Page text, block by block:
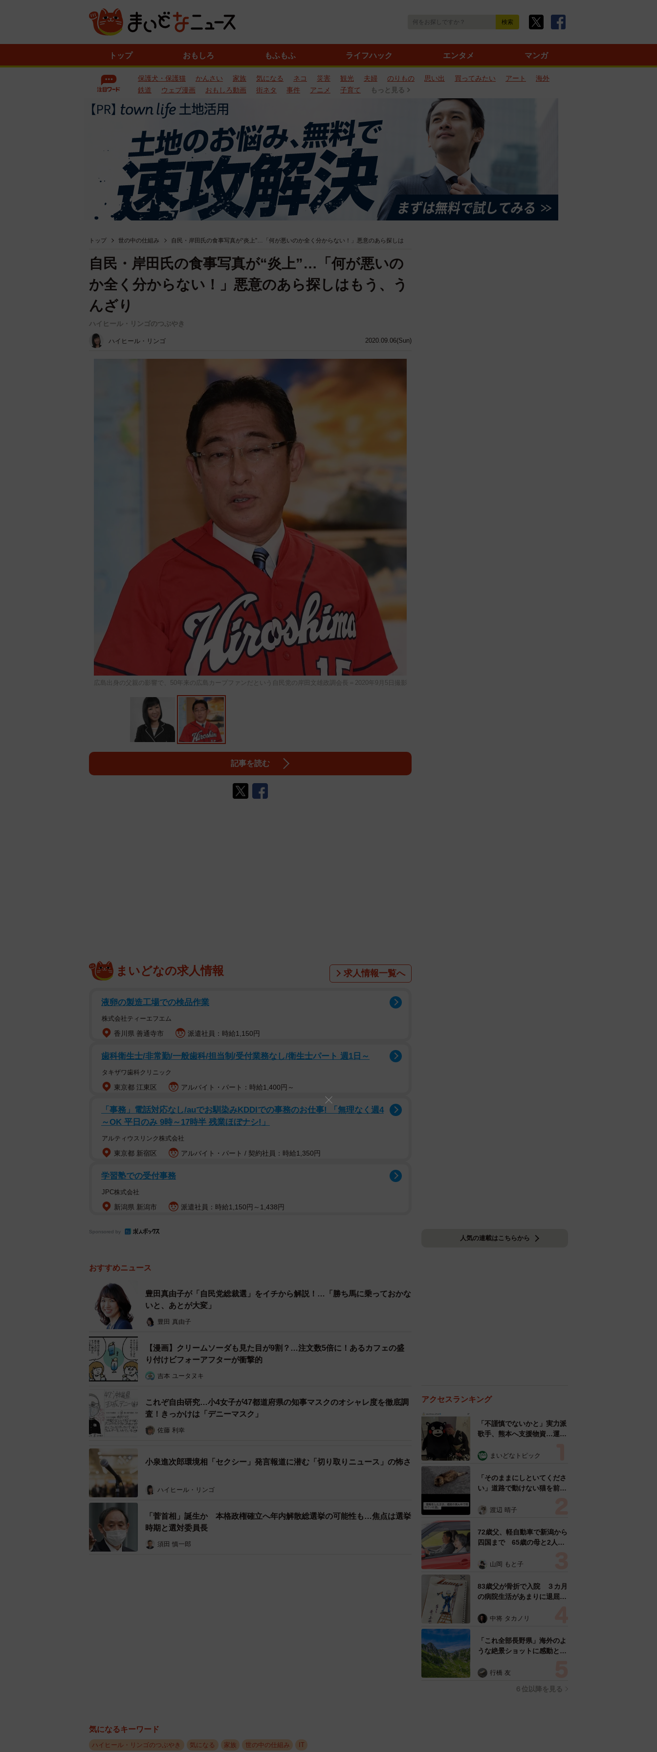
トップ おもしろ もふもふ ライフハック エンタメ マンガ
保護犬・保護猫 かんさい 家族 気になる ネコ 災害 観光 夫婦 のりもの 思い出 買ってみたい アート
海外
鉄道
ウェブ漫画 おもしろ動画 街ネタ 事件 アニメ 子育て もっと見る
トップ 世の中の仕組み 自民・岸田氏の食事写真が“炎上”…「何が悪いのか全く分からない！」悪意のあら探しは
2020.09.06(Sun)
自民・岸田氏の食事写真が“炎上”…「何が悪いの
か全く分からない！」悪意のあら探しはもう、う
んざり
ハイヒール・リンゴのつぶやき
ハイヒール・リンゴ
広島出身の父親の影響で、50年来の広島カープファンだという自民党の岸田文雄政調会長＝2020年9月5日撮影
記事を読む
まいどなの求人情報 求人情報一覧へ
液卵の製造工場での検品作業
株式会社ティーエフエム
香川県 善通寺市 派遣社員：時給1,150円
歯科衛生士/非常勤/一般歯科/担当制/受付業務なし/衛生士パート 週1日～
タキザワ歯科クリニック
東京都 江東区 アルバイト・パート：時給1,400円～
「事務」電話対応なし/auでお馴染みKDDIでの事務のお仕事! 「無理なく週4
～OK 平日のみ 9時～17時半 残業ほぼナシ!」
アルティウスリンク株式会社
東京都 新宿区 アルバイト・パート / 契約社員：時給1,350円
学習塾での受付事務
JPC株式会社
新潟県 新潟市 派遣社員：時給1,150円～1,438円
Sponsored by
おすすめニュース
豊田真由子が「自民党総裁選」をイチから解説！…「勝ち馬に乗っておかな
いと、あとが大変」
豊田 真由子
【漫画】クリームソーダも見た目が9割？…注文数5倍に！あるカフェの盛
り付けビフォーアフターが衝撃的
吉本 ユータヌキ
これぞ自由研究…小4女子が47都道府県の知事マスクのオシャレ度を徹底調
査！きっかけは「デニーマスク」
佐藤 利幸
小泉進次郎環境相「セクシー」発言報道に潜む「切り取りニュース」の怖さ
ハイヒール・リンゴ
「菅首相」誕生か 本格政権確立へ年内解散総選挙の可能性も…焦点は選挙
時期と選対委員長
須田 慎一郎
気になるキーワード
ハイヒール・リンゴのつぶやき 気になる 家族 世の中の仕組み IT
人気の連載はこちらから
アクセスランキング
「不謹慎でないかと」実力派
歌手、熊本へ支援物資…運搬
めらい 「痛いほど伝わる」
まいどなトピック
「そのままにしといてくださ
い」道路で動けない猫を前に
ようとした4日間 「命の重
表の訴え
渡辺 晴子
72歳父、軽自動車で新潟から
四国まで 65歳の母と2人で
憩まで分刻み… 「大学生で
山岡 もと子
83歳父が骨折で入院 ３カ月
の病院生活があまりに退屈で
い！」→スケッチブックを見
すよ…」
中将 タカノリ
「これ全部長野県」海外のよ
うな絶景ショットに感動と反
ったんだって気づいた」
行橋 友
６位以降を見る